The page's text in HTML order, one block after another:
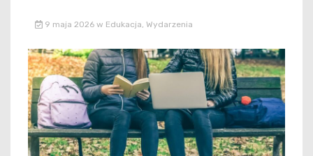
9 maja 2026 w Edukacja, Wydarzenia